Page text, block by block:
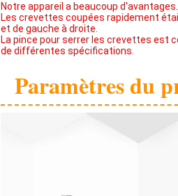
Notre appareil a beaucoup
Les crevettes coupées rapidement
et de gauche à droite.
La pince pour serrer les crevettes est
de différentes spécifications.
Paramètres du